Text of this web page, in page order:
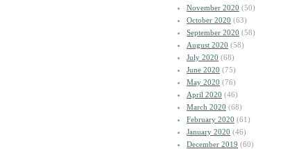
November 2020 (50)
October 2020 (63)
September 2020 (58)
August 2020 (58)
July 2020 (68)
June 2020 (75)
May 2020 (76)
April 2020 (46)
March 2020 (68)
February 2020 (61)
January 2020 (46)
December 2019 (60)